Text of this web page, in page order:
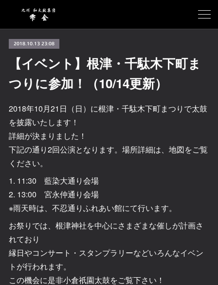
2018.10.13 23:08
【イベント】根津・千駄木下町ま
つりに参加！（10/14更新）
2018年10月21日（日）に根津・千駄木下町まつりで太鼓
を披露いたします！
詳細が決まりました！
下記の通り2回公演となります。場所詳細は、地図をご覧
ください。
1. 11:30 藍染大通り会場
2. 13:00 宮永仲通り会場
※雨天時は、不忍通りふれあい館にて行います。
お祭りでは、根津神社を中心にさまざまな催しが計画さ
れており
縁日やコンサート・スタンプラリーなどいろんなイベン
トが行われます。
この機会に是非小倉祇園太鼓をご覧下さい！